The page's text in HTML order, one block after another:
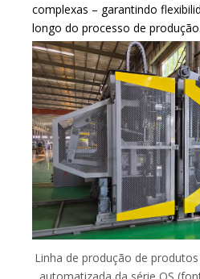
complexas – garantindo
longo do processo de produção.
Linha de produção de